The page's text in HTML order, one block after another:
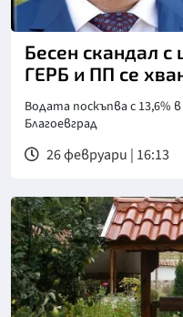
Бесен скандал с
ГЕРБ и ПП се
Водата поскъпва с 13,6%
Благоевград
26 февруари | 16:13